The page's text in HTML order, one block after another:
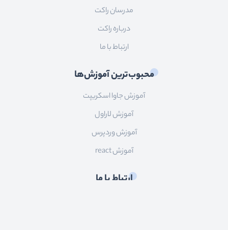
مدرسان راکت
درباره راکت
ارتباط با ما
محبوب‌ترین آموزش‌ها
آموزش جاوا اسکریپت
آموزش لاراول
آموزش وردپرس
آموزش react
ارتباط با ما